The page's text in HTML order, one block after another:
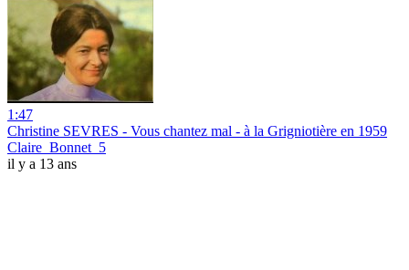
1:47
Christine SEVRES - Vous chantez mal - à la Grigniotière en 1959
Claire_Bonnet_5
il y a 13 ans